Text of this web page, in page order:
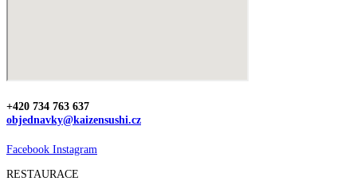
+420 734 763 637
objednavky@kaizensushi.cz
Facebook Instagram
RESTAURACE